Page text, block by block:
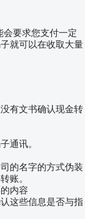
要求您支付一定
就可以在收取大量
有文书确认现金转
通讯。
的名字的方式伪装
账。
内容
这些信息是否与指